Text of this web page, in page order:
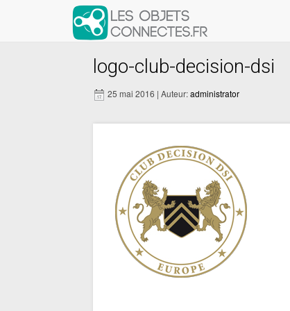
logo-club-decision-dsi
25 mai 2016 | Auteur:administrator